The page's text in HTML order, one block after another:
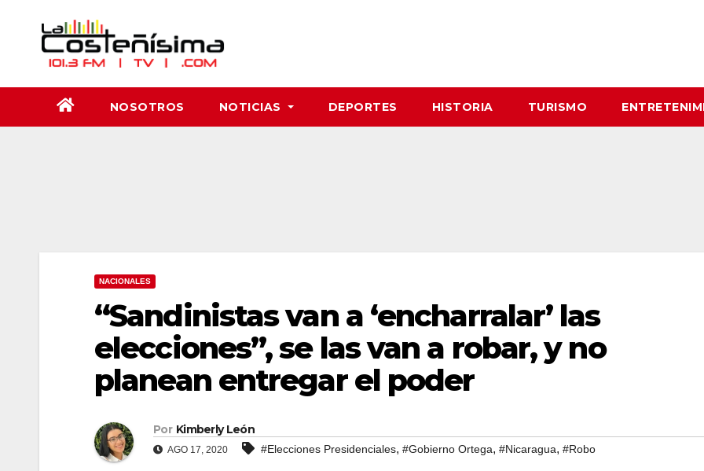
contenido
NOSOTROS NOTICIAS DEPORTES HISTORIA TURISMO
NACIONALES
“Sandinistas van a ‘encharralar’ las
elecciones”, se las van a robar, y no
planean entregar el poder
Por Kimberly León
AGO 17, 2020 #Elecciones Presidenciales, #Gobierno Ortega, #Nicaragua, #Robo